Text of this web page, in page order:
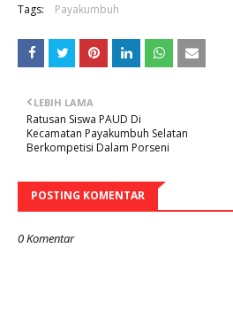
Tags: Payakumbuh
LEBIH LAMA
Ratusan Siswa PAUD Di
Kecamatan Payakumbuh Selatan
Berkompetisi Dalam Porseni
POSTING KOMENTAR
0 Komentar